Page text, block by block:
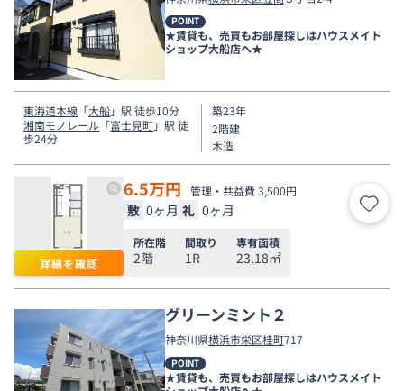
POINT
★賃貸も、売買もお部屋探しはハウスメイト
ショップ大船店へ★
東海道本線 「大船」駅 徒歩10分
湘南モノレール 「富士見町」駅 徒
歩24分
築23年
2階建
木造
詳細を確認
6.5万円 管理・共益費 3,500円
敷 0ヶ月 礼 0ヶ月 お気
所在階
2階
間取り
1R
専有面積
23.18㎡
グリーンミント２
神奈川県横浜市栄区桂町717
POINT
★賃貸も、売買もお部屋探しはハウスメイト